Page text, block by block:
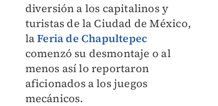
diversión a los capitalinos y
turistas de la Ciudad de México,
laFeria de Chapultepec
comenzó su desmontaje o al
menos así lo reportaron
aficionados a los juegos
mecánicos.